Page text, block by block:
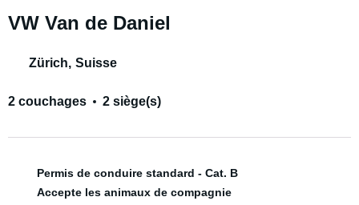
VW Van de Daniel
Zürich, Suisse
2 couchages 2 siège(s)
Permis de conduire standard - Cat. B
Accepte les animaux de compagnie